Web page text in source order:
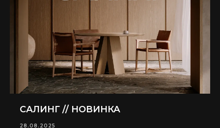
САЛИНГ // НОВИНКА
28.08.2025